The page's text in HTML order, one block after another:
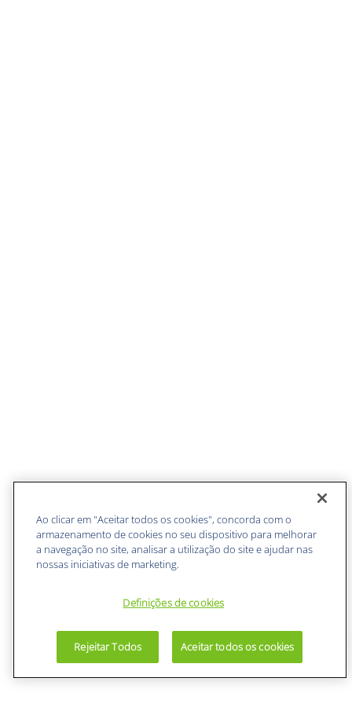
Ao clicar em "Aceitar todos os cookies", concorda com o
armazenamento de cookies no seu dispositivo para melhorar
a navegação no site, analisar a utilização do site e ajudar nas
nossas iniciativas de marketing.
Definições de cookies
Rejeitar Todos Aceitar todos os cookies